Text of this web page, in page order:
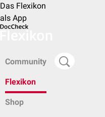
Das Flexikon
als App
Community
Flexikon
Shop